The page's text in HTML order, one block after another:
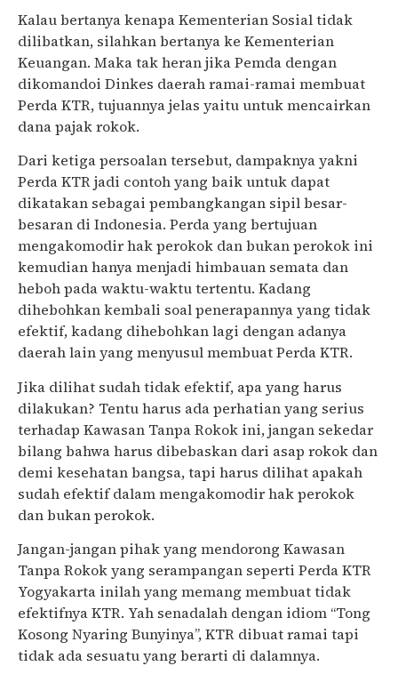
Kalau bertanya kenapa Kementerian Sosial tidak
dilibatkan, silahkan bertanya ke Kementerian
Keuangan. Maka tak heran jika Pemda dengan
dikomandoi Dinkes daerah ramai-ramai membuat
Perda KTR, tujuannya jelas yaitu untuk mencairkan
dana pajak rokok.
Dari ketiga persoalan tersebut, dampaknya yakni
Perda KTR jadi contoh yang baik untuk dapat
dikatakan sebagai pembangkangan sipil besar-
besaran di Indonesia. Perda yang bertujuan
mengakomodir hak perokok dan bukan perokok ini
kemudian hanya menjadi himbauan semata dan
heboh pada waktu-waktu tertentu. Kadang
dihebohkan kembali soal penerapannya yang tidak
efektif, kadang dihebohkan lagi dengan adanya
daerah lain yang menyusul membuat Perda KTR.
Jika dilihat sudah tidak efektif, apa yang harus
dilakukan? Tentu harus ada perhatian yang serius
terhadap Kawasan Tanpa Rokok ini, jangan sekedar
bilang bahwa harus dibebaskan dari asap rokok dan
demi kesehatan bangsa, tapi harus dilihat apakah
sudah efektif dalam mengakomodir hak perokok
dan bukan perokok.
Jangan-jangan pihak yang mendorong Kawasan
Tanpa Rokok yang serampangan seperti Perda KTR
Yogyakarta inilah yang memang membuat tidak
efektifnya KTR. Yah senadalah dengan idiom “Tong
Kosong Nyaring Bunyinya”, KTR dibuat ramai tapi
tidak ada sesuatu yang berarti di dalamnya.